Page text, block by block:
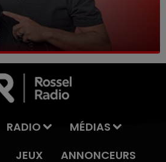
RADIO
MÉDIAS
JEUX ANNONCEURS